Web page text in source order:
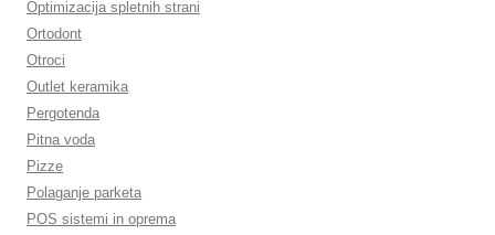
Optimizacija spletnih strani
Ortodont
Otroci
Outlet keramika
Pergotenda
Pitna voda
Pizze
Polaganje parketa
POS sistemi in oprema